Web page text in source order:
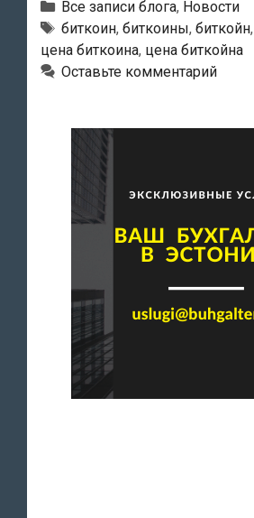
биткоин
стал
стоить
тройской
Рубрики
Все записи блога, Новости
Тэги
биткоин, биткоины, биткойн,
цена биткоина, цена биткойна
Оставьте комментарий